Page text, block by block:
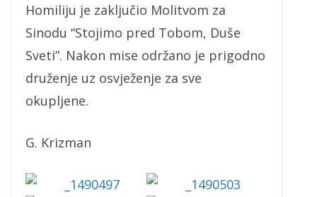
Homiliju je zaključio Molitvom za
Sinodu “Stojimo pred Tobom, Duše
Sveti”. Nakon mise održano je prigodno
druženje uz osvježenje za sve
okupljene.
G. Krizman